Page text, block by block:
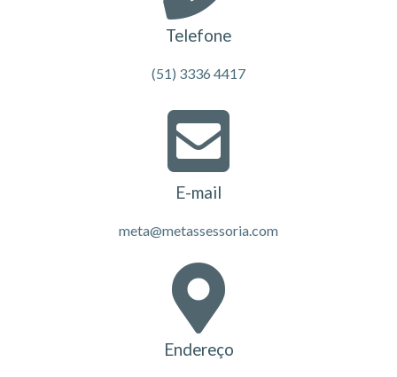
Telefone
(51) 3336 4417
E-mail
meta@metassessoria.com
Endereço